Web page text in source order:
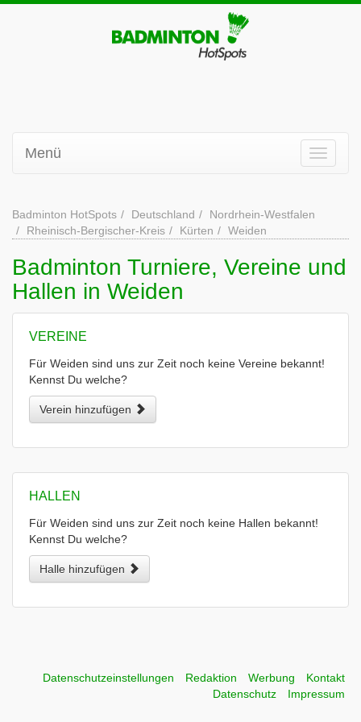
Menü
Badminton HotSpots Deutschland
Nordrhein-Westfalen
Rheinisch-Bergischer-Kreis
Kürten Weiden
Badminton Turniere, Vereine und
Hallen in Weiden
VEREINE
Für Weiden sind uns zur Zeit noch keine Vereine bekannt!
Kennst Du welche?
Verein hinzufügen
HALLEN
Für Weiden sind uns zur Zeit noch keine Hallen bekannt!
Kennst Du welche?
Halle hinzufügen
Datenschutzeinstellungen Redaktion Werbung
Kontakt
Datenschutz
Impressum